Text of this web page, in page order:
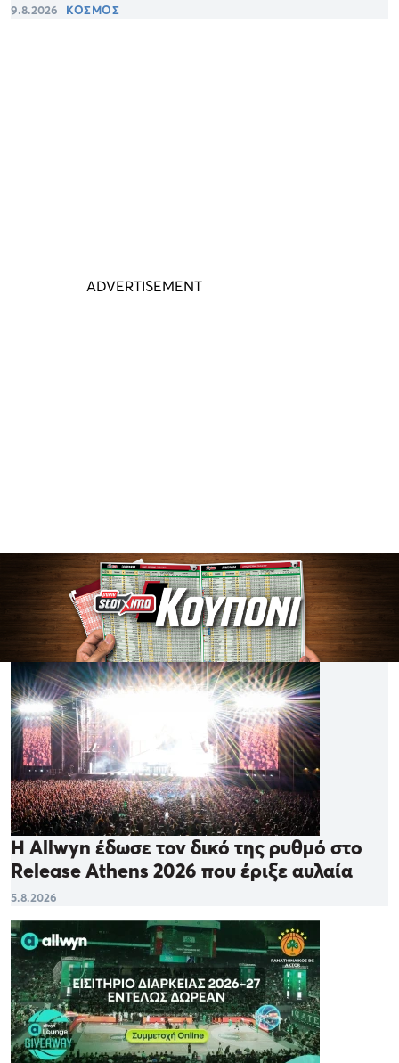
9.8.2026 ΚΟΣΜΟΣ
Η Allwyn έδωσε τον δικό της ρυθμό στο
Release Athens 2026 που έριξε αυλαία
5.8.2026